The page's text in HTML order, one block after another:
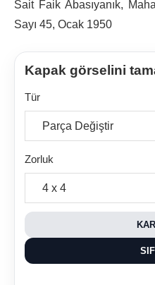
Sait Faik Abasıyanık,
Sayı 45, Ocak 1950
Kapak görselini
Tür
Zorluk